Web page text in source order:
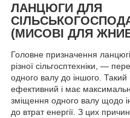
ЛАНЦЮГИ ДЛЯ
(МИСОВІ ДЛЯ
Головне призначення
різної сільгосптехніки, —
одного валу до іншого.
ефективний і має
зміщення одного валу щодо
до втрат енергії. З цих